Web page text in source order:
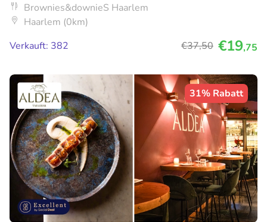
Brownies&downieS Haarlem
Haarlem (0km)
Verkauft: 382
€37,50 €19,75
31% Rabatt